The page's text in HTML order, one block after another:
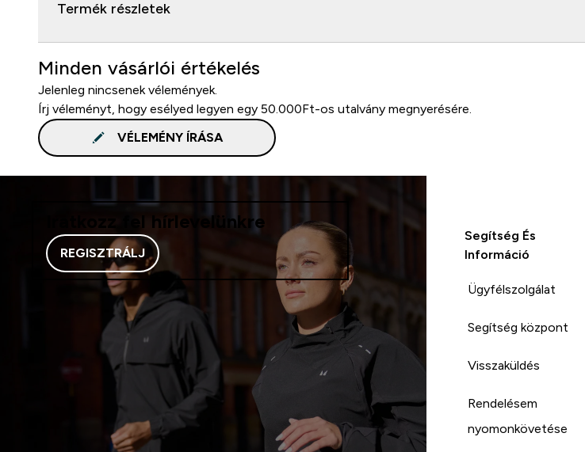
Termék részletek
Minden vásárlói értékelés
Jelenleg nincsenek vélemények.
Írj véleményt, hogy esélyed legyen egy 50.000Ft-os utalvány megnyerésére.
VÉLEMÉNY ÍRÁSA
Iratkozz fel hírlevelünkre
REGISZTRÁLJ
Segítség És
Információ
Ügyfélszolgálat
Segítség központ
Visszaküldés
Rendelésem
nyomonkövetése